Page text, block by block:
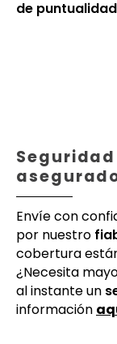
de
Envíe con
por nuestro
cobertura
¿Necesita
al instante un
información